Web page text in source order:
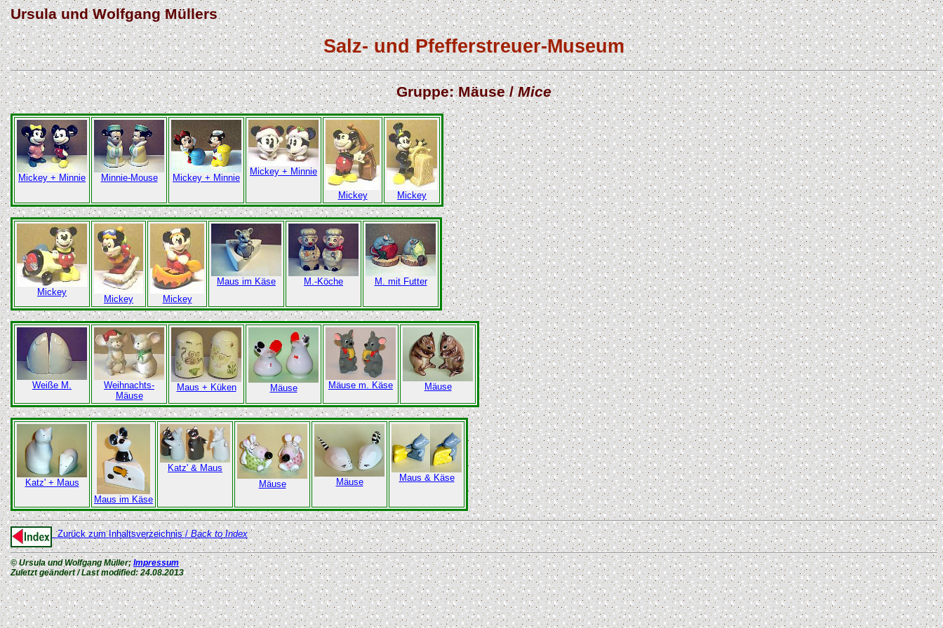
Ursula und Wolfgang Müllers
Salz- und Pfefferstreuer-Museum
Gruppe: Mäuse /Mice
Mickey + Minnie Minnie-Mouse Mickey + Minnie
Mickey + Minnie
Mickey Mickey
Mickey
Mickey Mickey
Maus im Käse M.-Köche M. mit Futter
Weiße M.
Weihnachts-
Mäuse
Maus + Küken Mäuse Mäuse m. Käse Mäuse
Katz' + Maus
Maus im Käse
Katz' & Maus
Mäuse
Mäuse Maus & Käse
Zurück zum Inhaltsverzeichnis /Back to Index
© Ursula und Wolfgang Müller; Impressum
Zuletzt geändert / Last modified:24.08.2013